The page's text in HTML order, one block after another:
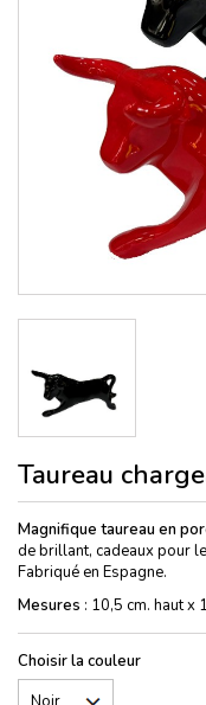
Taureau
Magnifique taureau en
de brillant, cadeaux pour
Fabriqué en Espagne.
Mesures : 10,5 cm. haut x
Choisir la couleur